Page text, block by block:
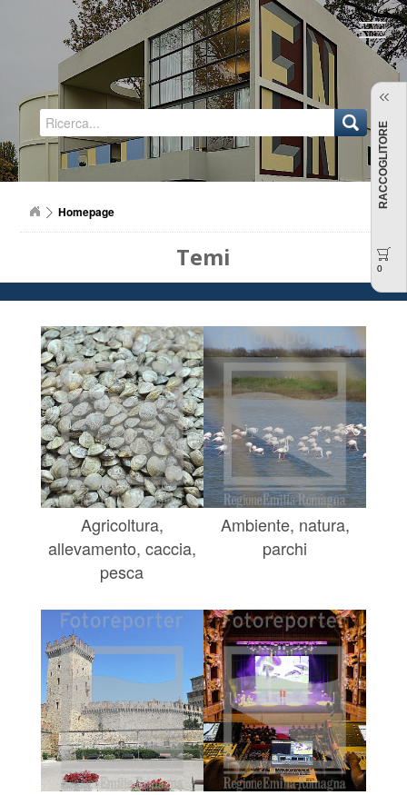
Regione Emilia-Romagna
Homepage
Temi
Agricoltura,
allevamento, caccia,
pesca
Ambiente, natura,
parchi
RACCOGLITORE
0